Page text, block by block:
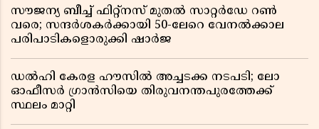
സൗജന്യ ബീച്ച് ഫിറ്റ്നസ് മുതൽ സാറ്റർഡേ റൺ
വരെ; സന്ദർശകർക്കായി 50-ലേറെ വേനൽക്കാല
പരിപാടികളൊരുക്കി ഷാർജ
ഡൽഹി കേരള ഹൗസിൽ അച്ചടക്ക നടപടി; ലോ
ഓഫീസർ ഗ്രാൻസിയെ തിരുവനന്തപുരത്തേക്ക്
സ്ഥലം മാറ്റി